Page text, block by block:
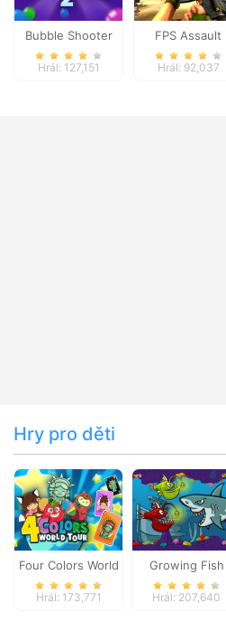
Bubble Shooter
Pro 2
Hrál: 127,151
FPS Assault
Shooter
Hrál: 92,037
Hry pro děti
Four Colors World
Tour
Hrál: 173,771
Growing Fish
Hrál: 207,640